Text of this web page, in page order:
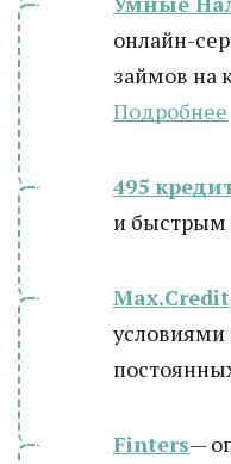
онлайн-
займов на
Подробнее
495
и
Max.Credit
Finters—